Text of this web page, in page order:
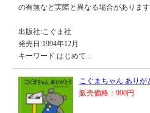
の有無など実際と異なる場合があります
出版社:こぐま社
発売日:1994年12月
キーワード:はじめて...
こぐまちゃん ありが
販売価格：990円